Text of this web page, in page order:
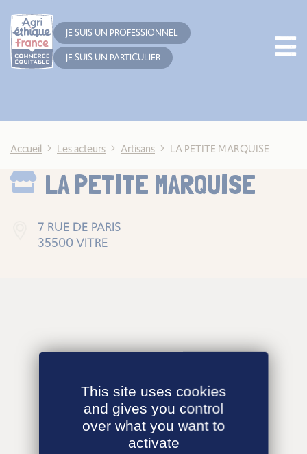
JE SUIS UN PROFESSIONNEL
JE SUIS UN PARTICULIER
Accueil Les acteurs Artisans LA PETITE MARQUISE
LA PETITE MARQUISE
7 RUE DE PARIS
35500 VITRE
This site uses cookies
and gives you control
over what you want to
activate